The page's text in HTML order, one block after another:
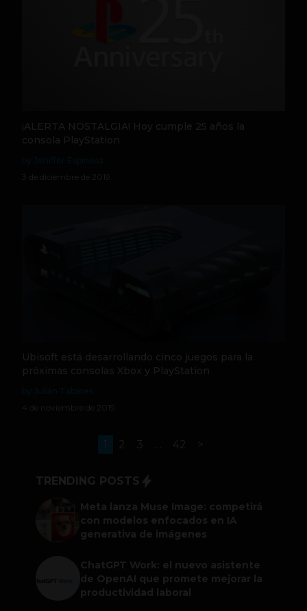
¡ALERTA NOSTALGIA! Hoy cumple 25 años la
consola PlayStation
3 de diciembre de 2019
Ubisoft está desarrollando cinco juegos para la
próximas consolas Xbox y PlayStation
4 de noviembre de 2019
1 3 42
TRENDING POSTS
Meta lanza Muse Image: competirá
con modelos enfocados en IA
generativa de imágenes
ChatGPT Work: el nuevo asistente
de OpenAI que promete mejorar la
productividad laboral